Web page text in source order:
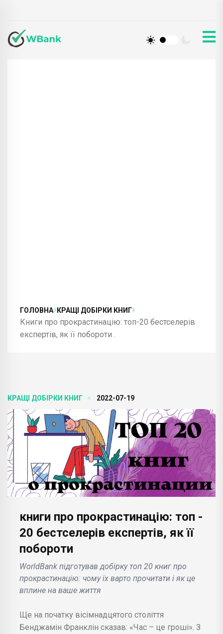
ГОЛОВНА КРАЩІ ДОБІРКИ КНИГ
Книги про прокрастинацію: топ-20 бестселерів
експертів, як її побороти .
КРАЩІ ДОБІРКИ КНИГ 2022-07-19
книги про прокрастинацію: топ -
20 бестселерів експертів, як її
побороти
WorldBank підготував добірку топ 20 книг про
прокрастинацію: чому їх варто прочитати і як це
вплине на ваше життя
Ще на початку вісімнадцятого століття
Бенджамін Франклін сказав: «Час – це гроші». З